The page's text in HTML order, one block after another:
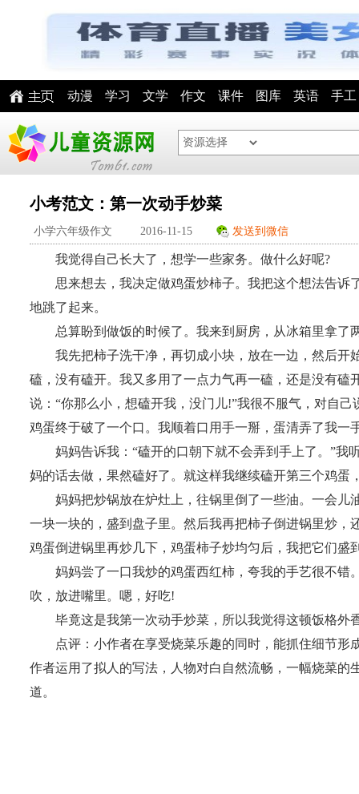
动漫 学习 文学 作文 课件 图库 英语 手工
小考范文：第一次动手炒菜
小学六年级作文 2016-11-15 发送到微信
我觉得自己长大了，想学一些家务。做什么好呢?
思来想去，我决定做鸡蛋炒柿子。我把这个想法告诉
地跳了起来。
总算盼到做饭的时候了。我来到厨房，从冰箱里拿了
我先把柿子洗干净，再切成小块，放在一边，然后开
磕，没有磕开。我又多用了一点力气再一磕，还是没有磕
说：“你那么小，想磕开我，没门儿!”我很不服气，对自己
鸡蛋终于破了一个口。我顺着口用手一掰，蛋清弄了我一
妈妈告诉我：“磕开的口朝下就不会弄到手上了。”我
妈的话去做，果然磕好了。就这样我继续磕开第三个鸡蛋
妈妈把炒锅放在炉灶上，往锅里倒了一些油。一会儿
一块一块的，盛到盘子里。然后我再把柿子倒进锅里炒，
鸡蛋倒进锅里再炒几下，鸡蛋柿子炒均匀后，我把它们盛
妈妈尝了一口我炒的鸡蛋西红柿，夸我的手艺很不错
吹，放进嘴里。嗯，好吃!
毕竟这是我第一次动手炒菜，所以我觉得这顿饭格外
点评：小作者在享受烧菜乐趣的同时，能抓住细节形
作者运用了拟人的写法，人物对白自然流畅，一幅烧菜的
道。